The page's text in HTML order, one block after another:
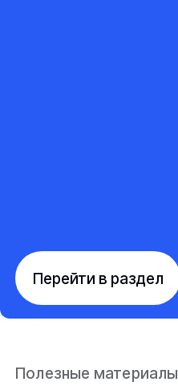
Перейти в раздел
Полезные материалы